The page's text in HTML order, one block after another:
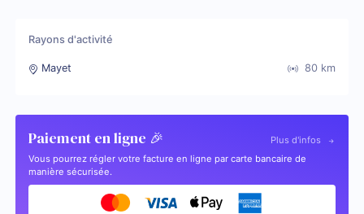
Rayons d'activité
Mayet 80 km
Paiement en ligne 🎉
Plus d'infos
Vous pourrez régler votre facture en ligne par carte bancaire de
manière sécurisée.